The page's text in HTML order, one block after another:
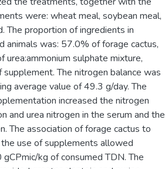
were: wheat meal, soybean meal,
proportion of ingredients in
was: 57.0% of forage cactus,
sulphate mixture,
The nitrogen balance was
average value of 49.3 g/day. The
increased the nitrogen
and urea nitrogen in the serum and the
The association of forage cactus to
use of supplements allowed
kg of consumed TDN. The